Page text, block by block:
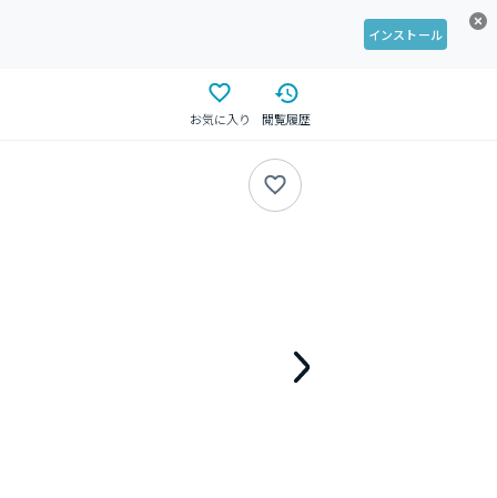
インストール
お気に入り 閲覧履歴